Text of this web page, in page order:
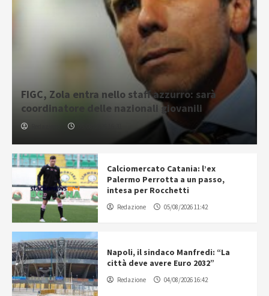
FIGC, Zola entra nello staff azzurro: sarà
coordinatore delle nazionali giovanili
Calciomercato Catania: l’ex
Palermo Perrotta a un passo,
intesa per Rocchetti
Redazione 05/08/2026 11:42
Napoli, il sindaco Manfredi: “La
città deve avere Euro 2032”
Redazione 04/08/2026 16:42